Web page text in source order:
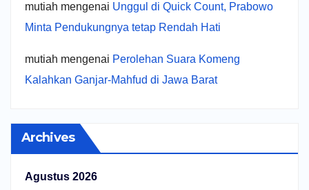
mutiah mengenai Unggul di Quick Count, Prabowo
Minta Pendukungnya tetap Rendah Hati
mutiah mengenai Perolehan Suara Komeng
Kalahkan Ganjar-Mahfud di Jawa Barat
Archives
Agustus 2026